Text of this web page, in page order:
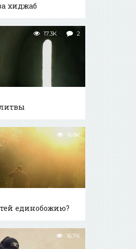
хиджаб
17.3K 2
16.8K
единобожию?
16.7K